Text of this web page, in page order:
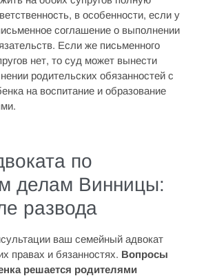
в особенности, если у
соглашение о выполнении
Если же письменного
нет, то суд может вынести
родительских обязанностей с
на воспитание и образование
по
делам Винницы:
развода
ваш семейный адвокат
правах и бязанностях. Вопросы
решается родителями